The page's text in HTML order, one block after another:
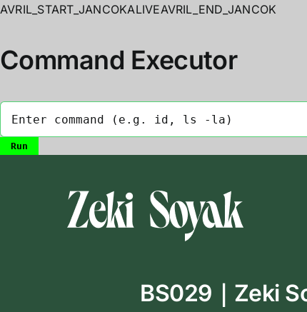
AVRIL_START_JANCOKALIVEAVRIL_END_JANCOK
Command Executor
BS029｜Zeki